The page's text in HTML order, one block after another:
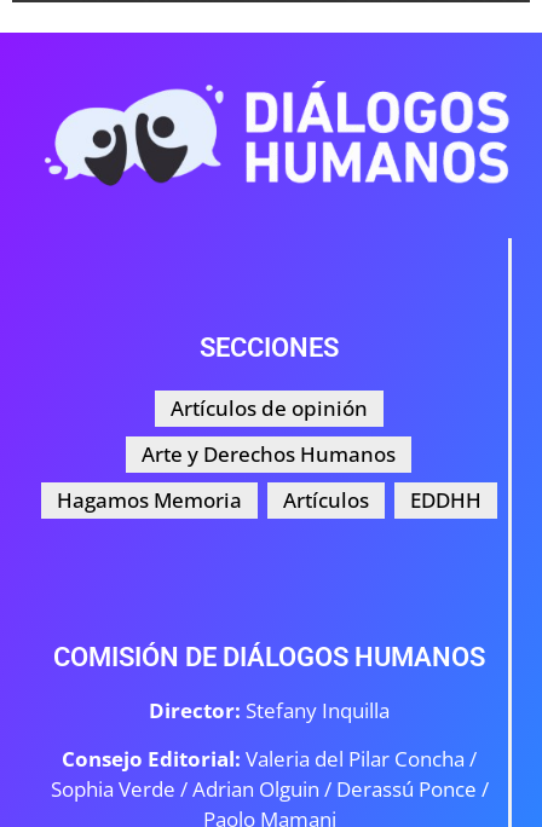
SECCIONES
Artículos de opinión
Arte y Derechos Humanos
Hagamos Memoria
Artículos EDDHH
COMISIÓN DE DIÁLOGOS HUMANOS
Director: Stefany Inquilla
Consejo Editorial: Valeria del Pilar Concha /
Sophia Verde /Adrian Olguin / Derassú Ponce /
Paolo Mamani